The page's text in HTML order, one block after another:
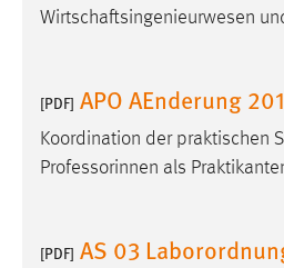
Wirtschaftsingenieurwesen
[PDF] APO AEnderung
Koordination der praktischen
Professorinnen als
[PDF] AS 03